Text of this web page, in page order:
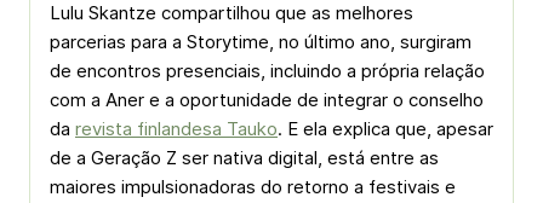
Lulu Skantze compartilhou que as melhores
parcerias para a Storytime, no último ano, surgiram
de encontros presenciais, incluindo a própria relação
com a Aner e a oportunidade de integrar o conselho
da revista finlandesa Tauko. E ela explica que, apesar
de a Geração Z ser nativa digital, está entre as
maiores impulsionadoras do retorno a festivais e